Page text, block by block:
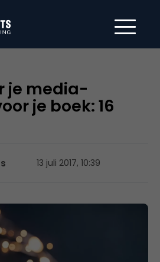
je media-
je boek: 16
13 juli 2017, 10:39